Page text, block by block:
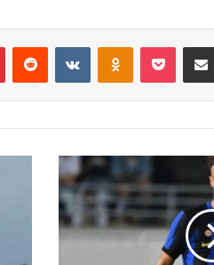
PinterestReddit VKontakteOdnoklassniki
Pocket
Inter
:
A.
Stankovic
racheté